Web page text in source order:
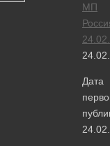
МП
Дата